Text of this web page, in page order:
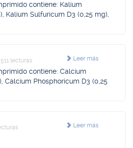
contiene: Kalium
Kalium Sulfuricum D3 (0,25 mg),
Leer más
511 lecturas
contiene: Calcium
Calcium Phosphoricum D3 (0,25
Leer más